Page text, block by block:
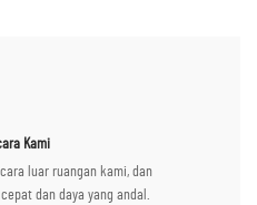
Kami
luar ruangan kami, dan
dan daya yang andal.